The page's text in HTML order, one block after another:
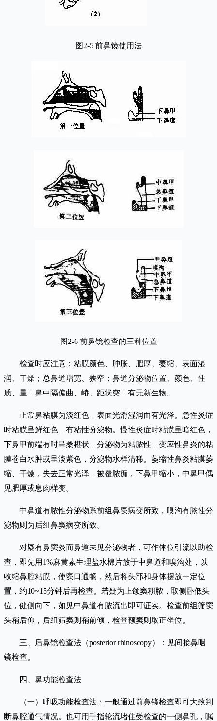
图2-5 前鼻镜使用法
图2-6 前鼻镜检查的三种位置
检查时应注意：粘膜颜色、肿胀、肥厚、萎缩、表面湿
润、干燥；总鼻道增宽、狭窄；鼻道分泌物位置、颜色、性
质、量；鼻中隔偏曲、嵴、距状突；有无新生物。
正常鼻粘膜为淡红色，表面光滑湿润而有光泽。急性炎症
时粘膜呈鲜红色，有粘性分泌物。慢性炎症时粘膜呈暗红色，
下鼻甲前端有时呈桑椹状，分泌物为粘脓性，变应性鼻炎的粘
膜苍白水肿或呈淡紫色，分泌物水样清稀。萎缩性鼻炎粘膜萎
缩、干燥，失去正常光泽，被覆脓痂，下鼻甲缩小，中鼻甲偶
见肥厚或息肉样变。
中鼻道有脓性分泌物系前组鼻窦病变所致，嗅沟有脓性分
泌物则为后组鼻窦病变所致。
对疑有鼻窦炎而鼻道未见分泌物者，可作体位引流以助检
查，即先用1%麻黄素生理盐水棉片放于中鼻道和嗅沟处，以
收缩鼻腔粘膜，使窦口通畅，然后将头部和身体摆放一定位
置，约10~15分钟后再检查。若疑为上颌窦积脓，取侧卧低头
位，健侧向下，如见中鼻道有脓流出即可证实。检查前组筛窦
头稍后仰，后组筛窦则稍前倾，检查额窦则取正坐位。
三、后鼻镜检查法（posterior rhinoscopy）：见间接鼻咽
镜检查。
四、鼻功能检查法
（一）呼吸功能检查法：一般通过前鼻镜检查即可大致判
断鼻腔通气情况。也可用手指轮流堵住受检查的一侧鼻孔，嘱